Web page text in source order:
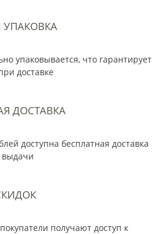
УПАКОВКА
упаковывается, что гарантирует
доставке
ДОСТАВКА
доступна бесплатная доставка
выдачи
получают доступ к